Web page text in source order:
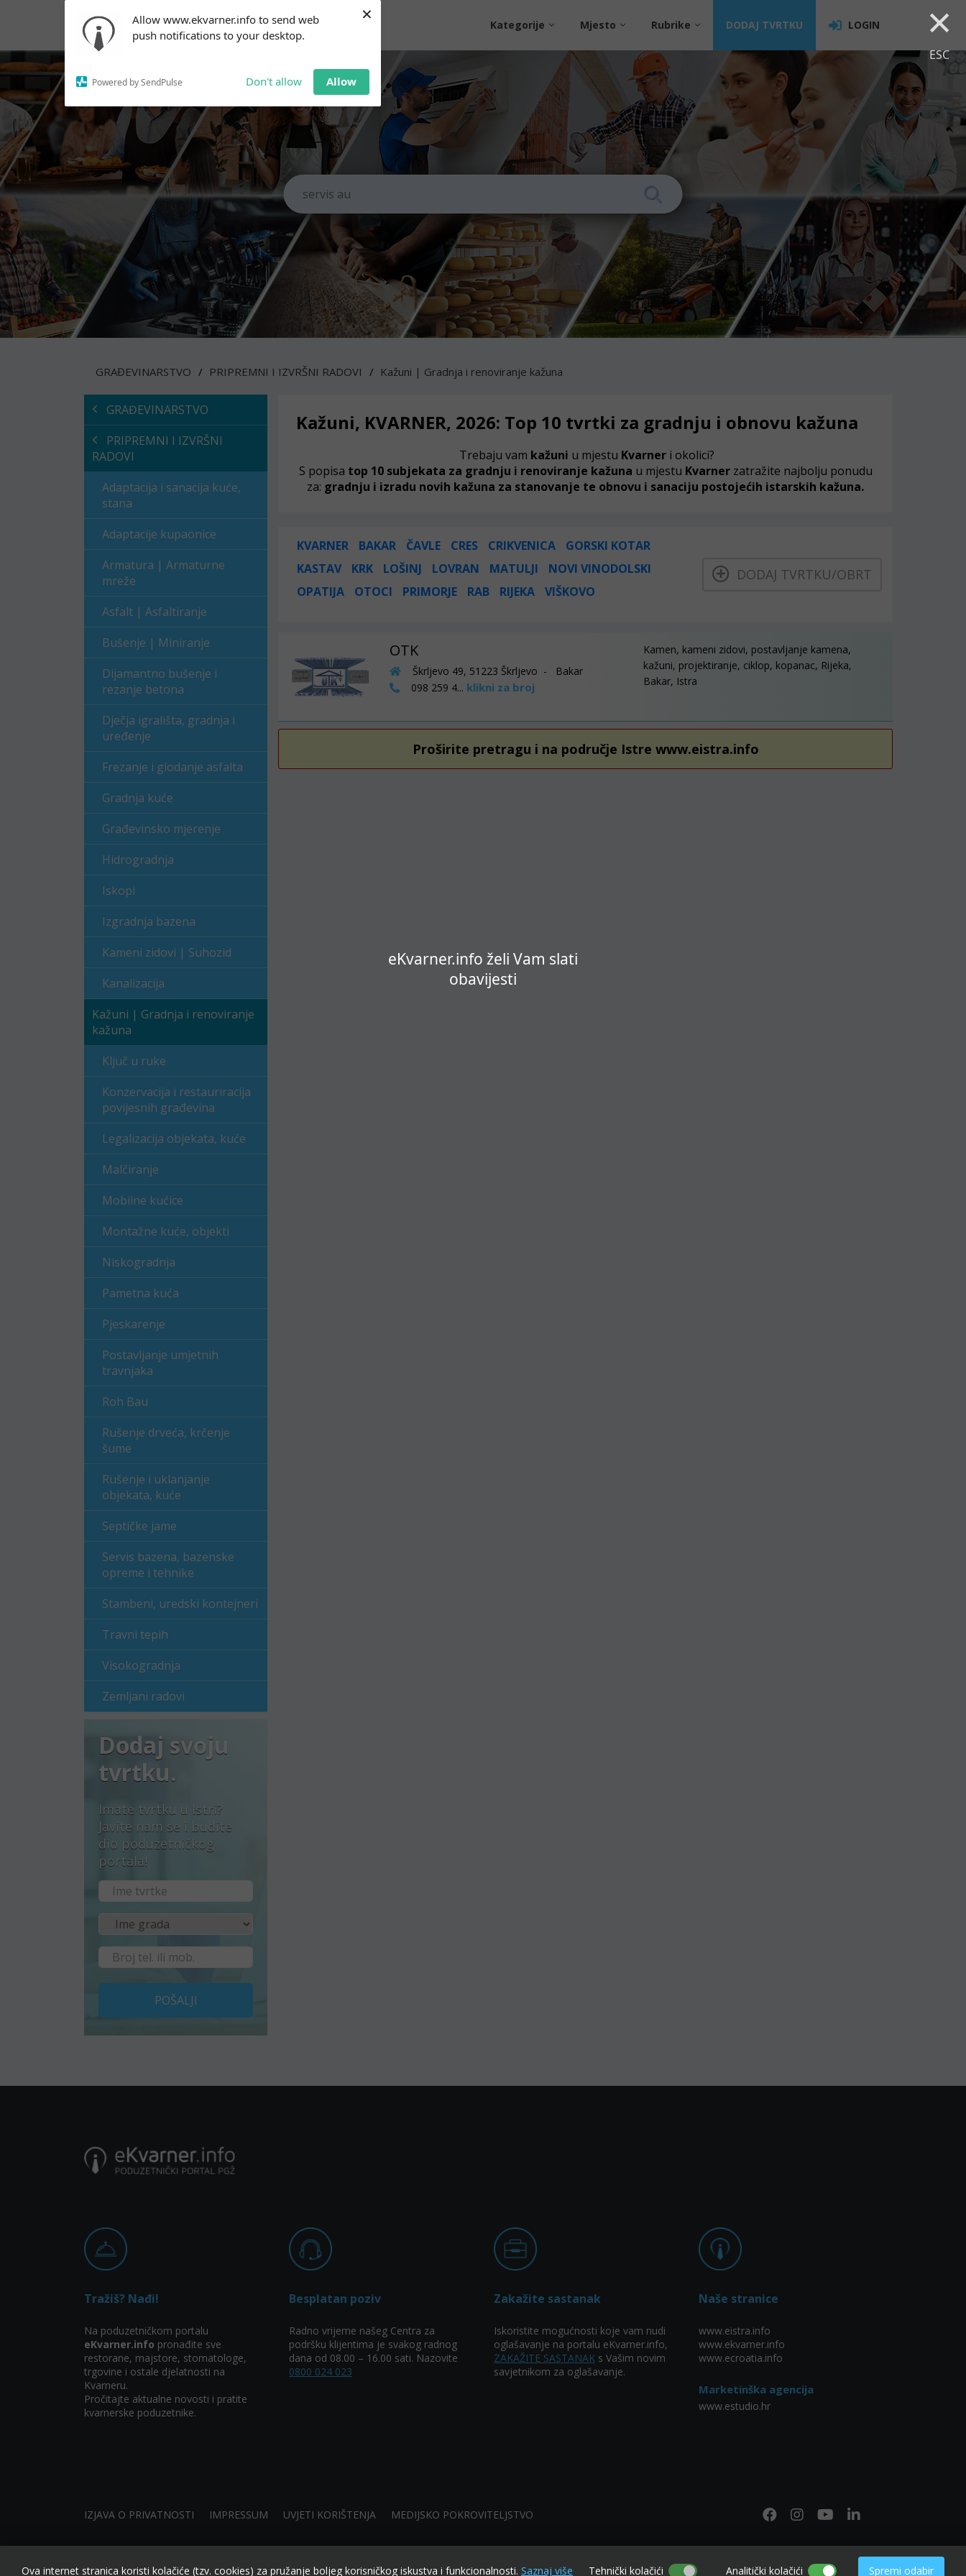
Allow www.ekvarner.info to send web
push notifications to your desktop.
Powered by SendPulse Don't allow Allow
× ×
ESC
eKvarner.info želi Vam slati
obavijesti
notifications!
To enable permission prompts, click
on the notification icon
Kategorije Mjesto Rubrike DODAJ TVRTKU LOGIN
GRAĐEVINARSTVO PRIPREMNI I IZVRŠNI RADOVI Kažuni | Gradnja i renoviranje kažuna
GRAĐEVINARSTVO
PRIPREMNI I IZVRŠNI
RADOVI
Adaptacija i sanacija kuće,
stana
Adaptacije kupaonice
Armatura | Armaturne
mreže
Asfalt | Asfaltiranje
Bušenje | Miniranje
Dijamantno bušenje i
rezanje betona
Dječja igrališta, gradnja i
uređenje
Frezanje i glodanje asfalta
Gradnja kuće
Građevinsko mjerenje
Hidrogradnja
Iskopi
Izgradnja bazena
Kameni zidovi | Suhozid
Kanalizacija
Kažuni | Gradnja i renoviranje
kažuna
Ključ u ruke
Konzervacija i restauriracija
povijesnih građevina
Legalizacija objekata, kuće
Malčiranje
Mobilne kućice
Montažne kuće, objekti
Niskogradnja
Pametna kuća
Pjeskarenje
Postavljanje umjetnih
travnjaka
Roh Bau
Rušenje drveća, krčenje
šume
Rušenje i uklanjanje
objekata, kuće
Septičke jame
Servis bazena, bazenske
opreme i tehnike
Stambeni, uredski kontejneri
Travni tepih
Visokogradnja
Zemljani radovi
Dodaj svoju
tvrtku.
Imate tvrtku u Istri?
Javite nam se i budite
dio poduzetničkog
portala!
POŠALJI
Kažuni, KVARNER, 2026: Top 10 tvrtki za gradnju i obnovu kažuna
Trebaju vam kažuni u mjestu Kvarner i okolici?
S popisa top 10 subjekata za gradnju i renoviranje kažuna u mjestu Kvarner zatražite najbolju ponudu
za: gradnju i izradu novih kažuna za stanovanje te obnovu i sanaciju postojećih istarskih kažuna.
KVARNER BAKAR ČAVLE CRES CRIKVENICA
GORSKI KOTAR
KASTAV
KRK LOŠINJ LOVRAN MATULJI
NOVI VINODOLSKI
OPATIJA
OTOCI PRIMORJE RAB RIJEKA VIŠKOVO
DODAJ TVRTKU/OBRT
OTK
Škrljevo 49, 51223 Škrljevo - Bakar
098 259 4... klikni za broj
Kamen, kameni zidovi, postavljanje kamena,
kažuni, projektiranje, ciklop, kopanac, Rijeka,
Bakar, Istra
Proširite pretragu i na područje Istre www.eistra.info
Tražiš? Nađi!
Na poduzetničkom portalu
eKvarner.info pronađite sve
restorane, majstore, stomatologe,
trgovine i ostale djelatnosti na
Kvarneru.
Pročitajte aktualne novosti i pratite
kvarnerske poduzetnike.
Besplatan poziv
Radno vrijeme našeg Centra za
podršku klijentima je svakog radnog
dana od 08.00 – 16.00 sati. Nazovite
0800 024 023
Zakažite sastanak
Iskoristite mogućnosti koje vam nudi
oglašavanje na portalu eKvarner.info,
ZAKAŽITE SASTANAK s Vašim novim
savjetnikom za oglašavanje.
Naše stranice
www.eistra.info
www.ekvarner.info
www.ecroatia.info
Marketinška agencija
www.estudio.hr
IZJAVA O PRIVATNOSTI IMPRESSUM UVJETI KORIŠTENJA MEDIJSKO POKROVITELJSTVO
made by NIVAGO
Ova internet stranica koristi kolačiće (tzv. cookies) za pružanje boljeg korisničkog iskustva i funkcionalnosti. Saznaj više Tehnički kolačići Analitički kolačići Spremi odabir